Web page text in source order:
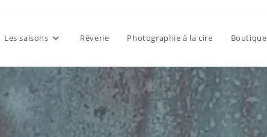
Les saisons Rêverie Photographie à la cire Boutique